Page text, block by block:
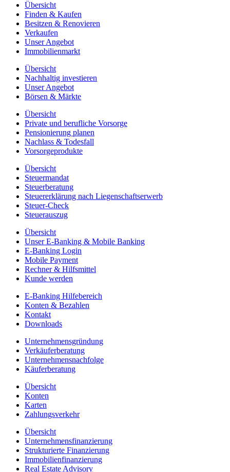
Übersicht
Finden & Kaufen
Besitzen & Renovieren
Verkaufen
Unser Angebot
Immobilienmarkt
Übersicht
Nachhaltig investieren
Unser Angebot
Börsen & Märkte
Übersicht
Private und berufliche Vorsorge
Pensionierung planen
Nachlass & Todesfall
Vorsorgeprodukte
Übersicht
Steuermandat
Steuerberatung
Steuererklärung nach Liegenschaftserwerb
Steuer-Check
Steuerauszug
Übersicht
Unser E-Banking & Mobile Banking
E-Banking Login
Mobile Payment
Rechner & Hilfsmittel
Kunde werden
E-Banking Hilfebereich
Konten & Bezahlen
Kontakt
Downloads
Unternehmensgründung
Verkäuferberatung
Unternehmensnachfolge
Käuferberatung
Übersicht
Konten
Karten
Zahlungsverkehr
Übersicht
Unternehmensfinanzierung
Strukturierte Finanzierung
Immobilienfinanzierung
Real Estate Advisory